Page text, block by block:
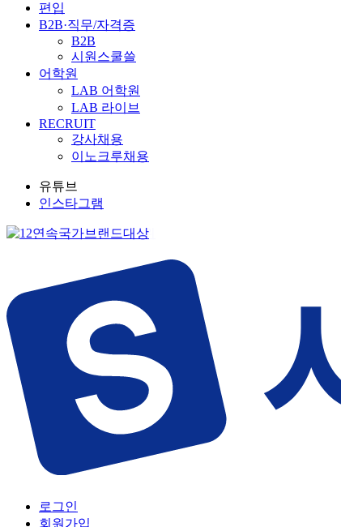
편입
B2B·직무/자격증
B2B
시원스쿨쓸
어학원
LAB 어학원
LAB 라이브
RECRUIT
강사채용
이노크루채용
유튜브
인스타그램
로그인
회원가입